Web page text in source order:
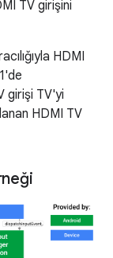
TV girişini
HDMI
girişi TV'yi
HDMI TV